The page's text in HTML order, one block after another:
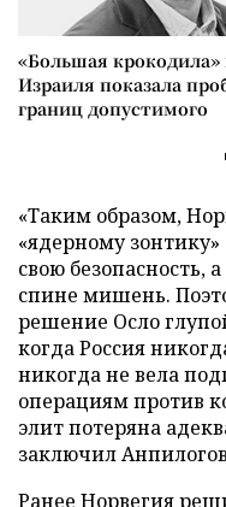
«Большая крокодила»
Израиля показала
границ допустимого
«Таким образом,
«ядерному
свою безопасность,
спине мишень.
решение Осло
когда Россия
никогда не вела
операциям против
элит потеряна
заключил
Ранее Норвегия